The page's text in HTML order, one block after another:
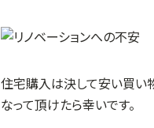
住宅購入は決して安い買い
なって頂けたら幸いです。